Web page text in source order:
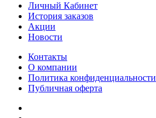
Личный Кабинет
История заказов
Акции
Новости
Контакты
О компании
Политика конфиденциальности
Публичная оферта